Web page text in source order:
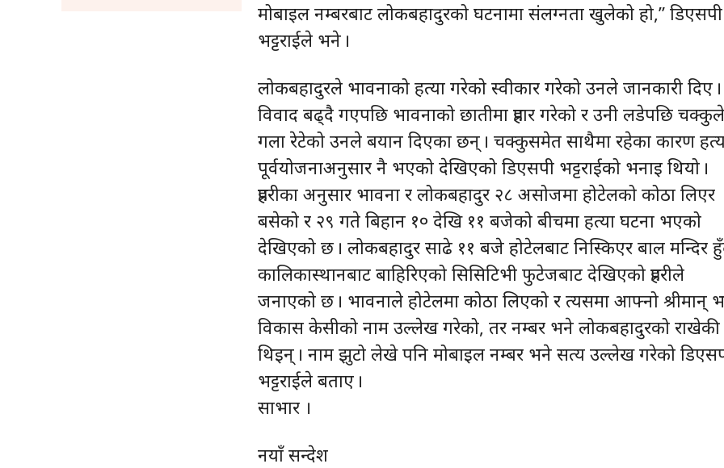
मोबाइल नम्बरबाट लोकबहादुरको घटनामा संलग्नता खुलेको हो,” डिएसपी
भट्टराईले भने ।
लोकबहादुरले भावनाको हत्या गरेको स्वीकार गरेको उनले जानकारी दिए ।
विवाद बढ्दै गएपछि भावनाको छातीमा प्रहार गरेको र उनी लडेपछि चक्कुले
गला रेटेको उनले बयान दिएका छन् । चक्कुसमेत साथैमा रहेका कारण
पूर्वयोजनाअनुसार नै भएको देखिएको डिएसपी भट्टराईको भनाइ थियो ।
प्रहरीका अनुसार भावना र लोकबहादुर २८ असोजमा होटेलको कोठा लिएर
बसेको र २९ गते बिहान १० देखि ११ बजेको बीचमा हत्या घटना भएको
देखिएको छ । लोकबहादुर साढे ११ बजे होटेलबाट निस्किएर बाल मन्दिर
कालिकास्थानबाट बाहिरिएको सिसिटिभी फुटेजबाट देखिएको प्रहरीले
जनाएको छ । भावनाले होटेलमा कोठा लिएको र त्यसमा आफ्नो श्रीमान्
विकास केसीको नाम उल्लेख गरेको, तर नम्बर भने लोकबहादुरको राखेकी
थिइन् । नाम झुटो लेखे पनि मोबाइल नम्बर भने सत्य उल्लेख गरेको
भट्टराईले बताए ।
साभार ।
नयाँ सन्देश